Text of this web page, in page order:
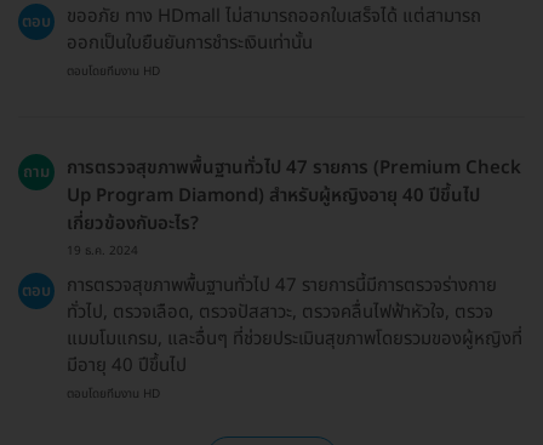
ตอบ
ขออภัย ทาง HDmall ไม่สามารถออกใบเสร็จได้ แต่สามารถ
ออกเป็นใบยืนยันการชำระเงินเท่านั้น
ตอบโดยทีมงาน HD
ถาม
การตรวจสุขภาพพื้นฐานทั่วไป 47 รายการ (Premium Check
Up Program Diamond) สำหรับผู้หญิงอายุ 40 ปีขึ้นไป
เกี่ยวข้องกับอะไร?
19 ธ.ค. 2024
ตอบ
การตรวจสุขภาพพื้นฐานทั่วไป 47 รายการนี้มีการตรวจร่างกาย
ทั่วไป, ตรวจเลือด, ตรวจปัสสาวะ, ตรวจคลื่นไฟฟ้าหัวใจ, ตรวจ
แมมโมแกรม, และอื่นๆ ที่ช่วยประเมินสุขภาพโดยรวมของผู้หญิงที่
มีอายุ 40 ปีขึ้นไป
ตอบโดยทีมงาน HD